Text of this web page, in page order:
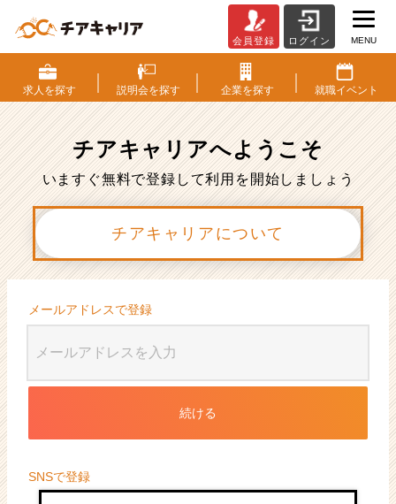
員
登
録
ベ
ン
チ
ャ
成
企
か
ら
ス
カ
ウ
届
活
会員登録 ログイン MENU
求人を探す 説明会を探す 企業を探す 就職イベント
チアキャリアへようこそ
いますぐ無料で登録して利用を開始しましょう
チアキャリアについて
メールアドレスで登録
続ける
SNSで登録